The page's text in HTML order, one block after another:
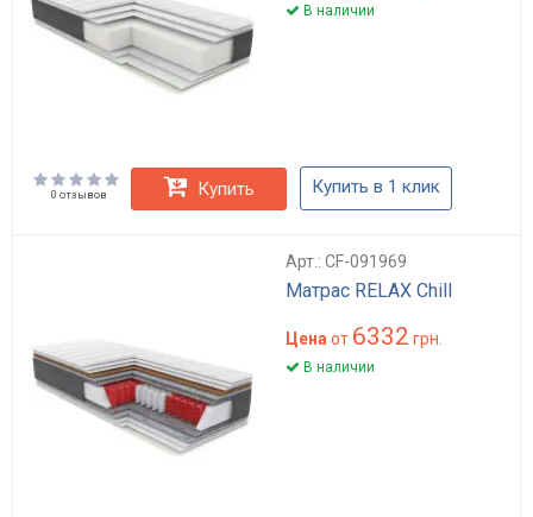
В наличии
0 отзывов Купить Купить в 1 клик
Арт.: CF-091969
Матрас RELAX Chill
Цена от 6332 грн.
В наличии